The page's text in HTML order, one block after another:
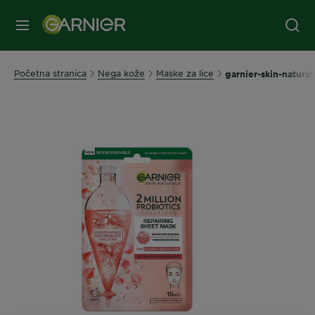
MENI
Početna stranica Nega kože Maske za lice garnier-skin-